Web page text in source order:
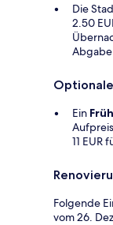
Die
2.50
Ein
11 EUR
Folgende
vom 26.